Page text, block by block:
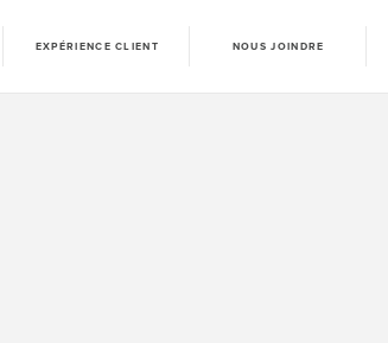
EXPÉRIENCE CLIENT NOUS JOINDRE